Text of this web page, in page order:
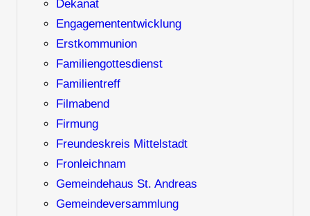
Dekanat
Engagemententwicklung
Erstkommunion
Familiengottesdienst
Familientreff
Filmabend
Firmung
Freundeskreis Mittelstadt
Fronleichnam
Gemeindehaus St. Andreas
Gemeindeversammlung